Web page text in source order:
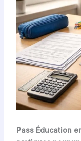
Pass Éducation